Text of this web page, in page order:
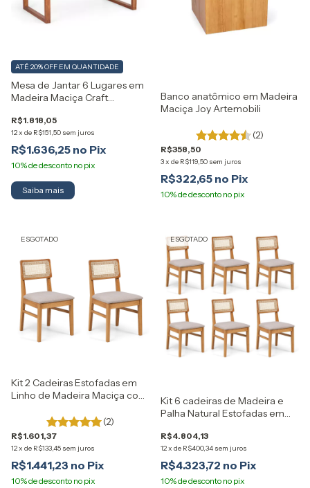
Mesa de Jantar 6 Lugares em
Madeira Maciça Craft
R$1.818,05
12x de R$151,50 sem juros
ATÉ 20% OFF EM QUANTIDADE
R$1.636,25
Banco anatômico em Madeira
Maciça Joy Artemobili
(2)
R$358,50
3x de R$119,50 sem juros
R$322,65
ESGOTADO
Kit 2 Cadeiras Estofadas em
Linho de Madeira Maciça com
(2)
R$1.601,37
12x de R$133,45 sem juros
R$1.441,23
ESGOTADO
Kit 6 cadeiras de Madeira e
Palha Natural Estofadas em
R$4.804,13
12x de R$400,34 sem juros
R$4.323,72